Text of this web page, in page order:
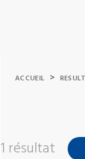
ACCUEIL >
1 résultat